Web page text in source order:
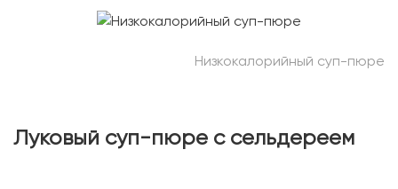
Низкокалорийный суп-пюре
Луковый суп-пюре с сельдереем